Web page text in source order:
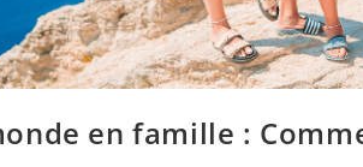
en famille :